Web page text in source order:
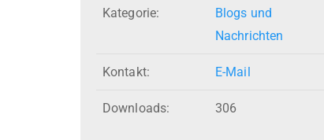
Kategorie:
Blogs und
Nachrichten
Kontakt: E-Mail
Downloads: 306